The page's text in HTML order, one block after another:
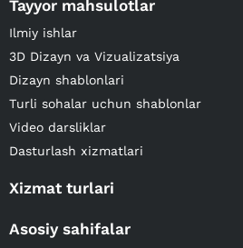
Tayyor mahsulotlar
Ilmiy ishlar
3D Dizayn va Vizualizatsiya
Dizayn shablonlari
Turli sohalar uchun shablonlar
Video darsliklar
Dasturlash xizmatlari
Xizmat turlari
Asosiy sahifalar